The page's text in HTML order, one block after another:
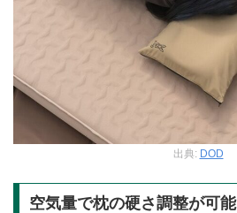
出典: DOD
空気量で枕の硬さ調整が可能